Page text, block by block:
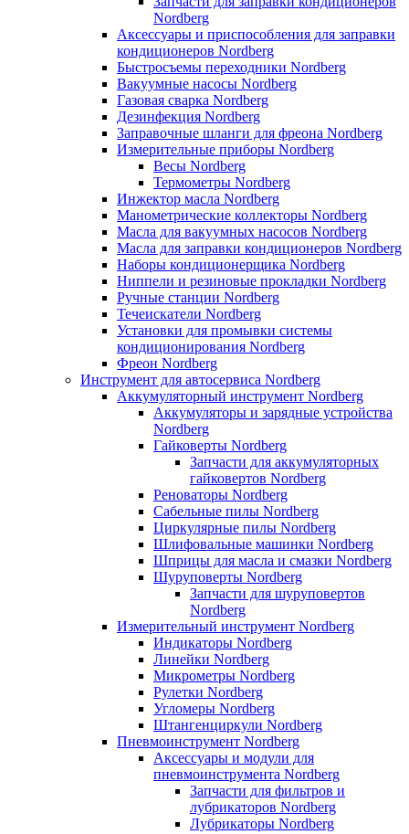
Nordberg
Аксессуары и приспособления для заправки
кондиционеров Nordberg
Быстросъемы переходники Nordberg
Вакуумные насосы Nordberg
Газовая сварка Nordberg
Дезинфекция Nordberg
Заправочные шланги для фреона Nordberg
Измерительные приборы Nordberg
Весы Nordberg
Термометры Nordberg
Инжектор масла Nordberg
Манометрические коллекторы Nordberg
Масла для вакуумных насосов Nordberg
Масла для заправки кондиционеров Nordberg
Наборы кондиционерщика Nordberg
Ниппели и резиновые прокладки Nordberg
Ручные станции Nordberg
Течеискатели Nordberg
Установки для промывки системы
кондиционирования Nordberg
Фреон Nordberg
Инструмент для автосервиса Nordberg
Аккумуляторный инструмент Nordberg
Аккумуляторы и зарядные устройства
Nordberg
Гайковерты Nordberg
Запчасти для аккумуляторных
гайковертов Nordberg
Реноваторы Nordberg
Сабельные пилы Nordberg
Циркулярные пилы Nordberg
Шлифовальные машинки Nordberg
Шприцы для масла и смазки Nordberg
Шуруповерты Nordberg
Запчасти для шуруповертов
Nordberg
Измерительный инструмент Nordberg
Индикаторы Nordberg
Линейки Nordberg
Микрометры Nordberg
Рулетки Nordberg
Угломеры Nordberg
Штангенциркули Nordberg
Пневмоинструмент Nordberg
Аксессуары и модули для
пневмоинструмента Nordberg
Запчасти для фильтров и
лубрикаторов Nordberg
Лубрикаторы Nordberg